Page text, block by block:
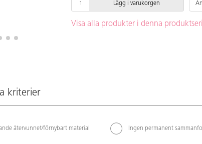
Lägg i varukorgen
Visa alla produkter i denna
kriterier
återvunnet/förnybart material Ingen permanent